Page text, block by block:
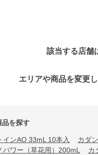
該当する店舗
エリアや商品を変更
品を探す
インAO 33mL 10本入
カダ
パワー（草花用）200mL
カ